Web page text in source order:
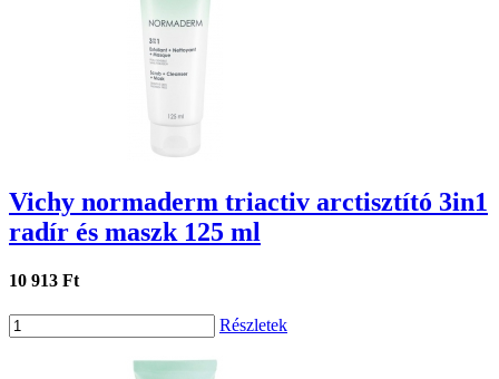
Vichy normaderm triactiv arctisztító 3in1
radír és maszk 125 ml
10 913 Ft
Részletek